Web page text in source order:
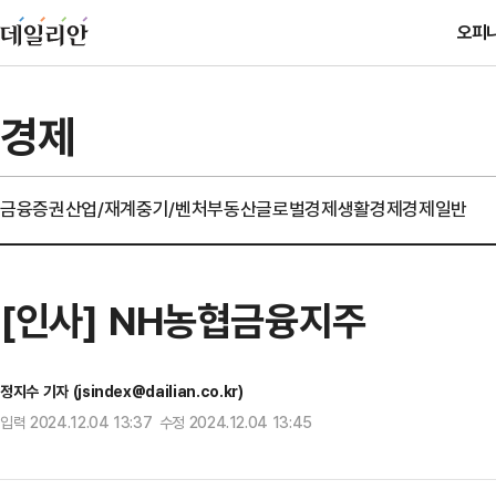
오피
경제
금융증권산업/재계중기/벤처부동산글로벌경제생활경제경제일반
[인사] NH농협금융지주
정지수 기자 (jsindex@dailian.co.kr)
입력 2024.12.04 13:37 수정 2024.12.04 13:45